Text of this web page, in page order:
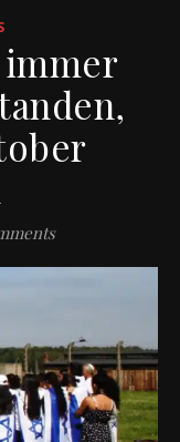
immer